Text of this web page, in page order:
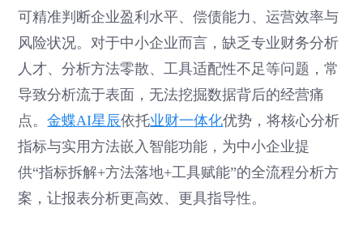
可精准判断企业盈利水平、偿债能力、运营效率与
风险状况。对于中小企业而言，缺乏专业财务分析
人才、分析方法零散、工具适配性不足等问题，常
导致分析流于表面，无法挖掘数据背后的经营痛
点。金蝶AI星辰依托业财一体化优势，将核心分析
指标与实用方法嵌入智能功能，为中小企业提
供“指标拆解+方法落地+工具赋能”的全流程分析方
案，让报表分析更高效、更具指导性。